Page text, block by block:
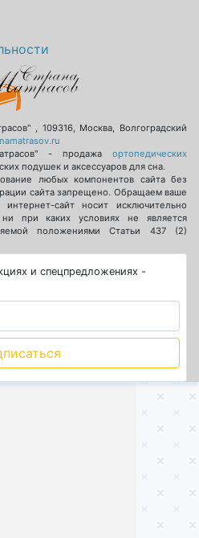
, 109316, Москва, Волгоградский
- продажа ортопедических
подушек и аксессуаров для сна.
любых компонентов сайта без
сайта запрещено. Обращаем ваше
сайт носит исключительно
при каких условиях не является
положениями Статьи 437 (2)
и спецпредложениях -